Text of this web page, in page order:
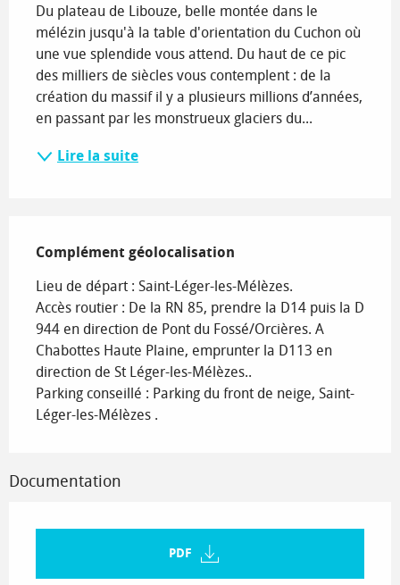
Du plateau de Libouze, belle montée dans le
mélézin jusqu'à la table d'orientation du Cuchon où
une vue splendide vous attend. Du haut de ce pic
des milliers de siècles vous contemplent : de la
création du massif il y a plusieurs millions d’années,
en passant par les monstrueux glaciers du...
Lire la suite
Complément géolocalisation
Complément géolocalisation
Lieu de départ : Saint-Léger-les-Mélèzes.
Accès routier : De la RN 85, prendre la D14 puis la D
944 en direction de Pont du Fossé/Orcières. A
Chabottes Haute Plaine, emprunter la D113 en
direction de St Léger-les-Mélèzes..
Parking conseillé : Parking du front de neige, Saint-
Léger-les-Mélèzes .
Documentation
PDF